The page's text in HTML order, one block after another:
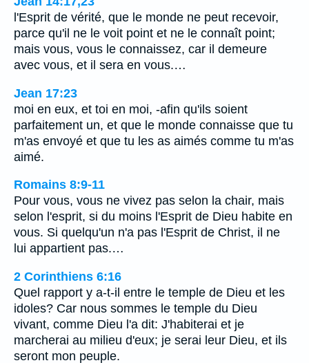
l'Esprit de vérité, que le monde ne peut recevoir,
parce qu'il ne le voit point et ne le connaît point;
mais vous, vous le connaissez, car il demeure
avec vous, et il sera en vous.…
Jean 17:23
moi en eux, et toi en moi, -afin qu'ils soient
parfaitement un, et que le monde connaisse que tu
m'as envoyé et que tu les as aimés comme tu m'as
aimé.
Romains 8:9-11
Pour vous, vous ne vivez pas selon la chair, mais
selon l'esprit, si du moins l'Esprit de Dieu habite en
vous. Si quelqu'un n'a pas l'Esprit de Christ, il ne
lui appartient pas.…
2 Corinthiens 6:16
Quel rapport y a-t-il entre le temple de Dieu et les
idoles? Car nous sommes le temple du Dieu
vivant, comme Dieu l'a dit: J'habiterai et je
marcherai au milieu d'eux; je serai leur Dieu, et ils
seront mon peuple.